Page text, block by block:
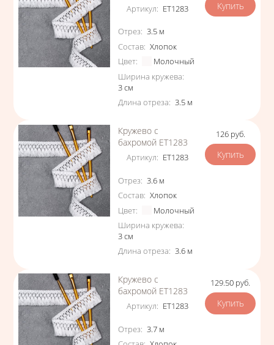
Артикул: ЕТ1283
Характеристики
Отрез: 3.5 м
Состав: Хлопок
Цвет:
Молочный
Ширина кружева:
3см
Длина отреза: 3.5 м
Кружево с
бахромой ЕТ1283
Артикул: ЕТ1283
Характеристики
Отрез: 3.6 м
Состав: Хлопок
Цвет:
Молочный
Ширина кружева:
3см
Длина отреза: 3.6 м
Цена
126 руб.
Кружево с
бахромой ЕТ1283
Артикул: ЕТ1283
Характеристики
Отрез: 3.7 м
Цена
129.50 руб.